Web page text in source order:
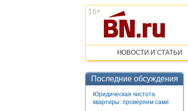
НОВОСТИ И СТАТЬИ
Последние обсуждения
Юридическая чистота
квартиры: проверяем сами